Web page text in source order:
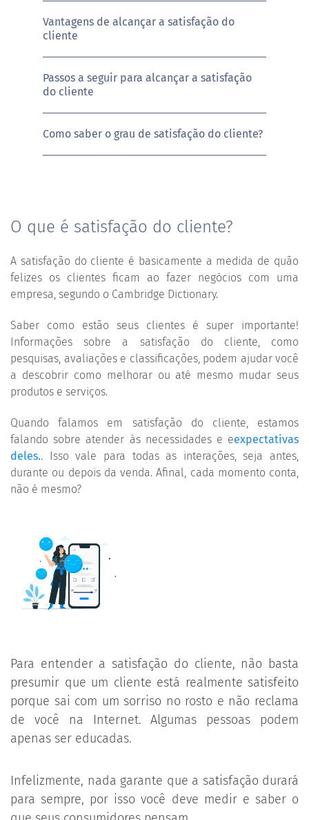
Vantagens de alcançar a satisfação do
cliente
Passos a seguir para alcançar a satisfação
do cliente
Como saber o grau de satisfação do cliente?
O que é satisfação do cliente?
A satisfação do cliente é basicamente a medida de quão
felizes os clientes ficam ao fazer negócios com uma
empresa, segundo o Cambridge Dictionary.
Saber como estão seus clientes é super importante!
Informações sobre a satisfação do cliente, como
pesquisas, avaliações e classificações, podem ajudar você
a descobrir como melhorar ou até mesmo mudar seus
produtos e serviços.
Quando falamos em satisfação do cliente, estamos
falando sobre atender às necessidades e eexpectativas
deles.. Isso vale para todas as interações, seja antes,
durante ou depois da venda. Afinal, cada momento conta,
não é mesmo?
Para entender a satisfação do cliente, não basta
presumir que um cliente está realmente satisfeito
porque sai com um sorriso no rosto e não reclama
de você na Internet. Algumas pessoas podem
apenas ser educadas.
Infelizmente, nada garante que a satisfação durará
para sempre, por isso você deve medir e saber o